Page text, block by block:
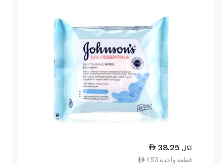
38.25 لكل
1.53 قطعة واحدة